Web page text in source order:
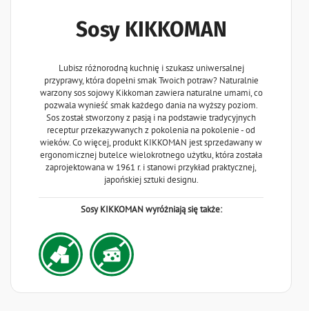
Sosy KIKKOMAN
Lubisz różnorodną kuchnię i szukasz uniwersalnej
przyprawy, która dopełni smak Twoich potraw? Naturalnie
warzony sos sojowy Kikkoman zawiera naturalne umami, co
pozwala wynieść smak każdego dania na wyższy poziom.
Sos został stworzony z pasją i na podstawie tradycyjnych
receptur przekazywanych z pokolenia na pokolenie - od
wieków. Co więcej, produkt KIKKOMAN jest sprzedawany w
ergonomicznej butelce wielokrotnego użytku, która została
zaprojektowana w 1961 r. i stanowi przykład praktycznej,
japońskiej sztuki designu.
Sosy KIKKOMAN wyróżniają się także: